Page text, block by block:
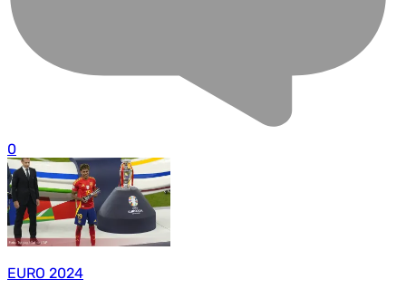
0
EURO 2024